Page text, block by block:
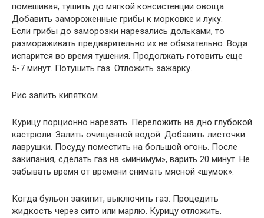
помешивая, тушить до мягкой консистенции овоща.
Добавить замороженные грибы к морковке и луку.
Если грибы до заморозки нарезались дольками, то
размораживать предварительно их не обязательно. Вода
испарится во время тушения. Продолжать готовить еще
5-7 минут. Потушить газ. Отложить зажарку.
Рис залить кипятком.
Курицу порционно нарезать. Переложить на дно глубокой
кастрюли. Залить очищенной водой. Добавить листочки
лаврушки. Посуду поместить на большой огонь. После
закипания, сделать газ на «минимум», варить 20 минут. Не
забывать время от времени снимать мясной «шумок».
Когда бульон закипит, выключить газ. Процедить
жидкость через сито или марлю. Курицу отложить.